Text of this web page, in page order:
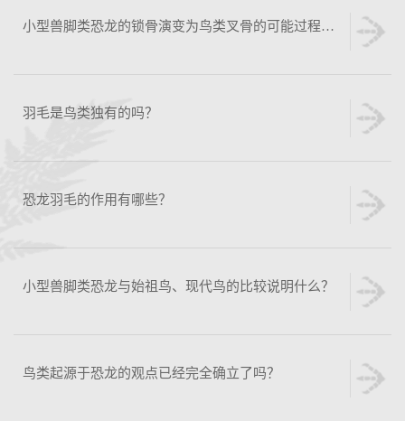
小型兽脚类恐龙的锁骨演变为鸟类叉骨的可能过程是怎样的？
羽毛是鸟类独有的吗？
恐龙羽毛的作用有哪些？
小型兽脚类恐龙与始祖鸟、现代鸟的比较说明什么？
鸟类起源于恐龙的观点已经完全确立了吗？